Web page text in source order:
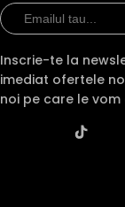
Inscrie-te la
imediat ofertele
noi pe care le